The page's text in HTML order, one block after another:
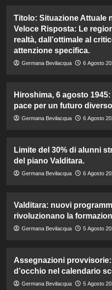
Titolo: Situazione Attuale
Veloce Risposta: Le
realtà, dall’ottimale al
attenzione specifica.
Germana Bevilacqua 6 Agosto
Hiroshima, 6 agosto
pace per un futuro
Germana Bevilacqua 6 Agosto
Limite del 30% di alunni
del piano Valditara.
Germana Bevilacqua 6 Agosto
Valditara: nuovi
rivoluzionano la
Germana Bevilacqua 5 Agosto
Assegnazioni
d’occhio nel calendario
Germana Bevilacqua 5 Agosto